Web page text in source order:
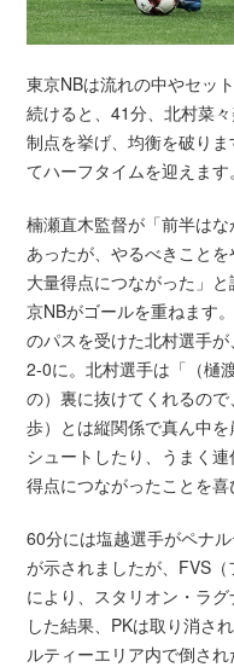
東京NBは流れの中やセッ
続けると、41分、北村菜
制点を挙げ、均衡を破り
てハーフタイムを迎えます。
楠瀬直木監督が「前半は
あったが、やるべきこと
大量得点につながった」
京NBがゴールを重ねます
のパスを受けた北村選手
2-0に。北村選手は「（樋
の）裏に抜けてくれるの
歩）とは縦関係で真ん中
シュートしたり、うまく
得点につながったことを喜
60分には塩越選手がペナ
が示されましたが、FVS（
により、スタリオン・ラ
した結果、PKは取り消さ
ルティーエリア内で倒さ